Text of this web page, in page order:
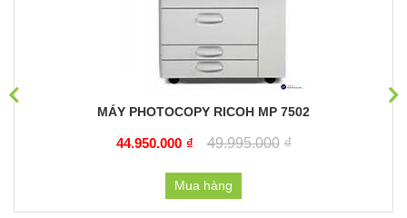
MÁY PHOTOCOPY RICOH MP 7502
44.950.000 ₫ 49.995.000 ₫
Mua hàng